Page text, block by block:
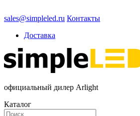
sales@simpleled.ru Контакты
Доставка
официальный дилер Arlight
Каталог